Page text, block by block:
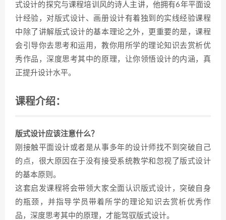
式设计的探究与课程培训风的诗人主讲，他拥有6年平面设
计经验，对版式设计、画册设计有着独到的实线经验课程
中除了讲解版式设计的基本理论之外，更重要的是，课程
会引导你去思考和运用，教你用所学的理论知识去赏析优
秀作品，深度思考其中的原理，让你领悟设计的内涵，真
正提升设计水平。
课程介绍：
版式设计应该注意什么？
刚接触平面设计或者是从事多年的设计师找不到突破自己
的点，很大原因在于没有接受系统教学和忽视了版式设计
的基本原则。
这套启发课程将会带领大家全面认识版式设计，突破自身
的瓶颈，并指导学员带着所学的理论知识去赏析优秀作
品，深度思考其中的原理，才能驾驭版式设计。